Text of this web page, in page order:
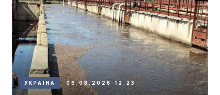
УКРАЇНА 06.08.2026 12:23